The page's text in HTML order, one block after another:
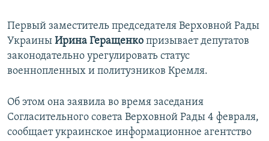
Первый заместитель председателя Верховной Рады
Украины Ирина Геращенко призывает депутатов
законодательно урегулировать статус
военнопленных и политузников Кремля.
Об этом она заявила во время заседания
Согласительного совета Верховной Рады 4 февраля,
сообщает украинское информационное агентство